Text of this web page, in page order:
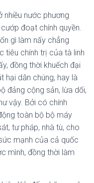
nhiều nước phương
đoạt chính quyền.
gì làm nấy chẳng
tiêu chính trị của tà linh
đồng thời khuếch đại
hại dân chúng, hay là
đảng cộng sản, lừa dối,
vậy. Bởi có chính
toàn bộ bộ máy
tư pháp, nhà tù, cho
mạnh của cả quốc
mình, đồng thời làm